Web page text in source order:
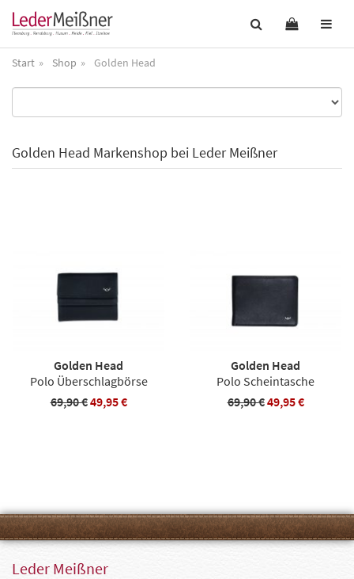
Start Shop Golden Head
Golden Head Markenshop bei Leder Meißner
Golden Head
Polo Überschlagbörse
69,90 €49,95 €
Golden Head
Polo Scheintasche
69,90 €49,95 €
Leder Meißner